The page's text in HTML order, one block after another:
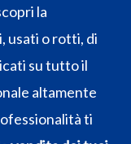
la
usati o rotti, di
su tutto il
altamente
ti